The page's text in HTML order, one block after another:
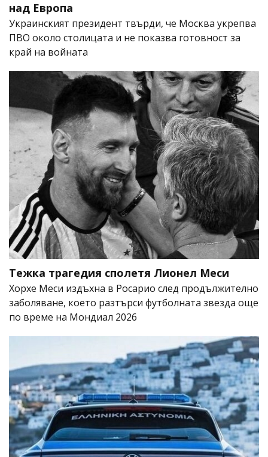
над Европа
Украинският президент твърди, че Москва укрепва
ПВО около столицата и не показва готовност за
край на войната
Тежка трагедия сполетя Лионел Меси
Хорхе Меси издъхна в Росарио след продължително
заболяване, което разтърси футболната звезда още
по време на Мондиал 2026